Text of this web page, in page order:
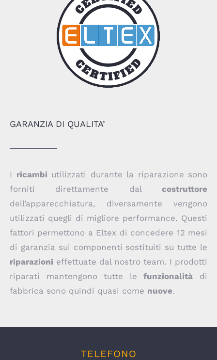
GARANZIA DI QUALITA’
I ricambi utilizzati durante la riparazione sono
forniti direttamente dal costruttore
dell’apparecchiatura, diversamente vengono
utilizzati quegli di migliore performance. Questi
fattori permettono a Eltex di concedere 12 mesi
di garanzia sui componenti sostituiti su tutte le
riparazioni effettuate dal nostro team. I prodotti
riparati mantengono tutte lefunzionalità di
fabbrica sono quindi quasi come nuove.
TELEFONO